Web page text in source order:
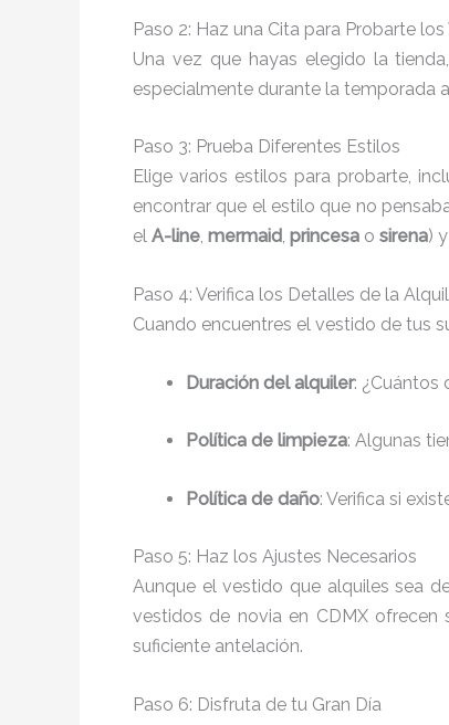
Paso 2: Haz una Cita para Probarte
Una vez que hayas elegido la
especialmente durante la temporada
Paso 3: Prueba Diferentes Estilos
Elige varios estilos para probarte,
encontrar que el estilo que no
el A-line, mermaid, princesa o sirena)
Paso 4: Verifica los Detalles de la
Cuando encuentres el vestido de tus
Duración del alquiler: ¿Cuántos
Política de limpieza: Algunas
Política de daño: Verifica si
Paso 5: Haz los Ajustes Necesarios
Aunque el vestido que alquiles sea
vestidos de novia en CDMX ofrecen
suficiente antelación.
Paso 6: Disfruta de tu Gran Día